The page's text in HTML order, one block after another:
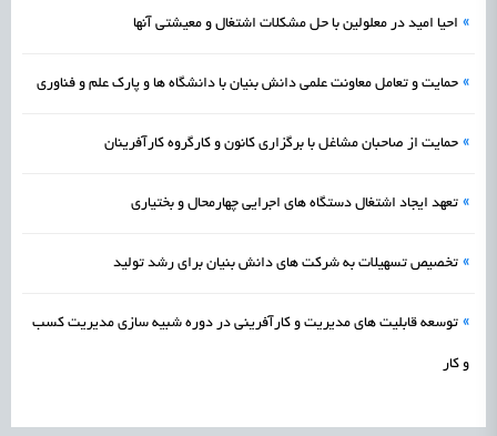
» احیا امید در معلولین با حل مشکلات اشتغال و معیشتی آنها
» حمایت و تعامل معاونت علمی دانش بنیان با دانشگاه ها و پارک علم و فناوری
» حمایت از صاحبان مشاغل با برگزاری کانون و کارگروه کارآفرینان
» تعهد ایجاد اشتغال دستگاه های اجرایی چهارمحال و بختیاری
» تخصیص تسهیلات به شرکت های دانش بنیان برای رشد تولید
» توسعه قابلیت های مدیریت و کارآفرینی در دوره شبیه سازی مدیریت کسب
و کار